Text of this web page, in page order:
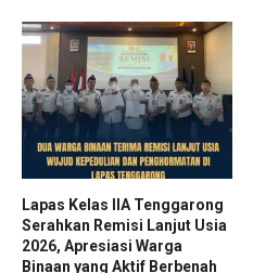
Lapas Kelas IIA Tenggarong
Serahkan Remisi Lanjut Usia
2026, Apresiasi Warga
Binaan yang Aktif Berbenah